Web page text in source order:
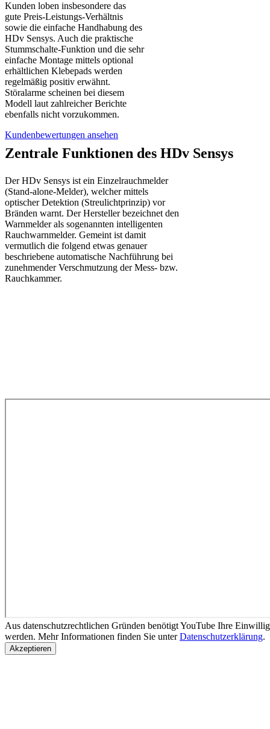
Kunden loben insbesondere das
gute Preis-Leistungs-Verhältnis
sowie die einfache Handhabung des
HDv Sensys. Auch die praktische
Stummschalte-Funktion und die sehr
einfache Montage mittels optional
erhältlichen Klebepads werden
regelmäßig positiv erwähnt.
Störalarme scheinen bei diesem
Modell laut zahlreicher Berichte
ebenfalls nicht vorzukommen.
Kundenbewertungen ansehen
Zentrale Funktionen des HDv Sensys
Der HDv Sensys ist ein Einzelrauchmelder
(Stand-alone-Melder), welcher mittels
optischer Detektion (Streulichtprinzip) vor
Bränden warnt. Der Hersteller bezeichnet den
Warnmelder als sogenannten intelligenten
Rauchwarnmelder. Gemeint ist damit
vermutlich die folgend etwas genauer
beschriebene automatische Nachführung bei
zunehmender Verschmutzung der Mess- bzw.
Rauchkammer.
Aus datenschutzrechtlichen Gründen benötigt YouTube Ihre
werden. Mehr Informationen finden Sie unterDatenschutzerklärung.
Akzeptieren